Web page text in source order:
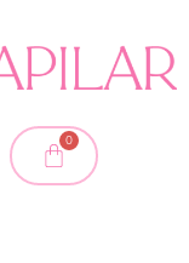
0